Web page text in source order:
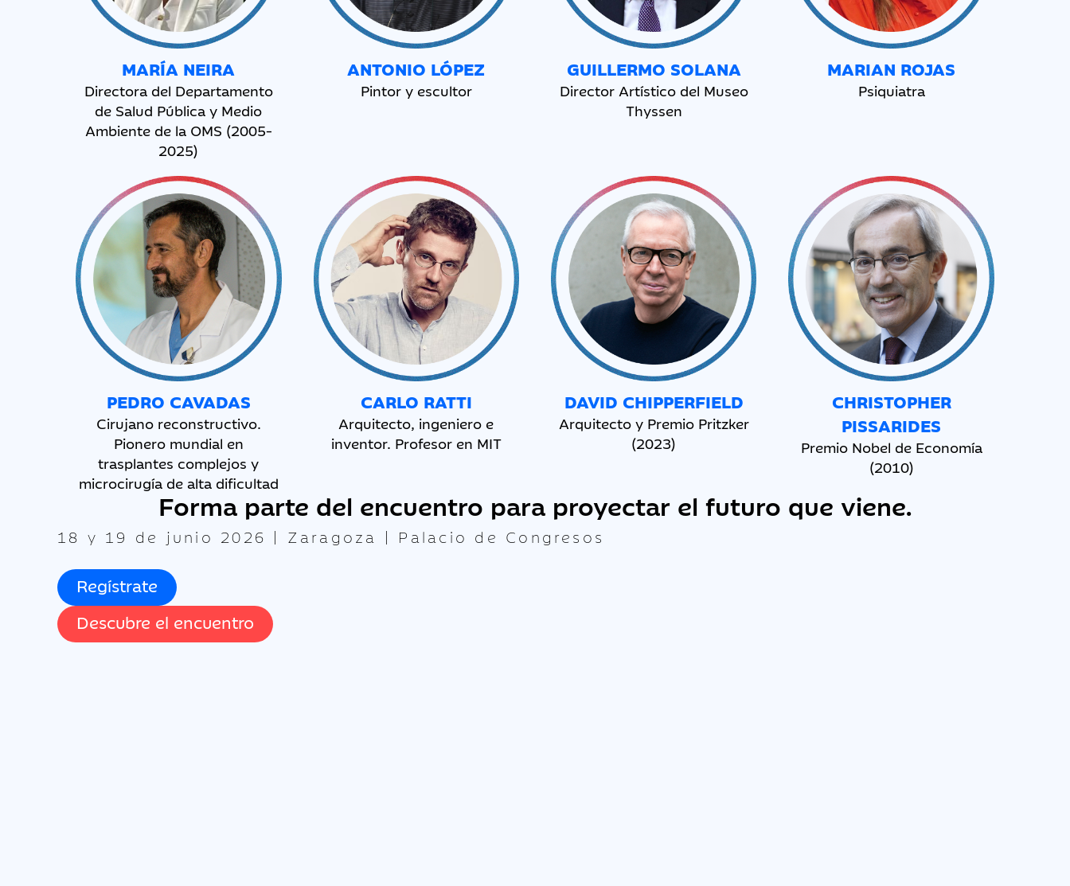
MARÍA NEIRA
Directora del Departamento
de Salud Pública y Medio
Ambiente de la OMS (2005-
2025)
ANTONIO LÓPEZ
Pintor y escultor
GUILLERMO SOLANA
Director Artístico del Museo
Thyssen
MARIAN ROJAS
Psiquiatra
PEDRO CAVADAS
Cirujano reconstructivo.
Pionero mundial en
trasplantes complejos y
microcirugía de alta dificultad
CARLO RATTI
Arquitecto, ingeniero e
inventor. Profesor en MIT
DAVID CHIPPERFIELD
Arquitecto y Premio Pritzker
(2023)
CHRISTOPHER
PISSARIDES
Premio Nobel de Economía
(2010)
Forma parte del encuentro para proyectar el futuro que viene.
18 y 19 de junio 2026 | Zaragoza | Palacio de Congresos
Regístrate
Descubre el encuentro